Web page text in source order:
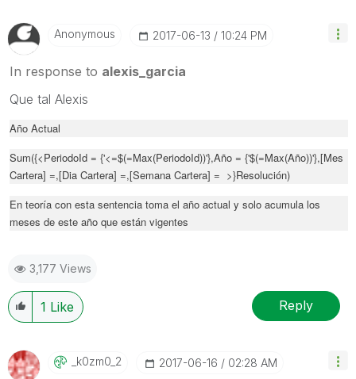
Anonymous ‎2017-06-13 10:24 PM
In response to alexis_garcia
Que tal Alexis
Año Actual
Sum({<PeriodoId = {'<=$(=Max(PeriodoId))'},Año = {'$(=Max(Año))'},[Mes
Cartera] =,[Dia Cartera] =,[Semana Cartera] = >}Resolución)
En teoría con esta sentencia toma el año actual y solo acumula los
meses de este año que están vigentes
3,177 Views
1 Like Reply
_k0zm0_2 ‎2017-06-16 02:28 AM